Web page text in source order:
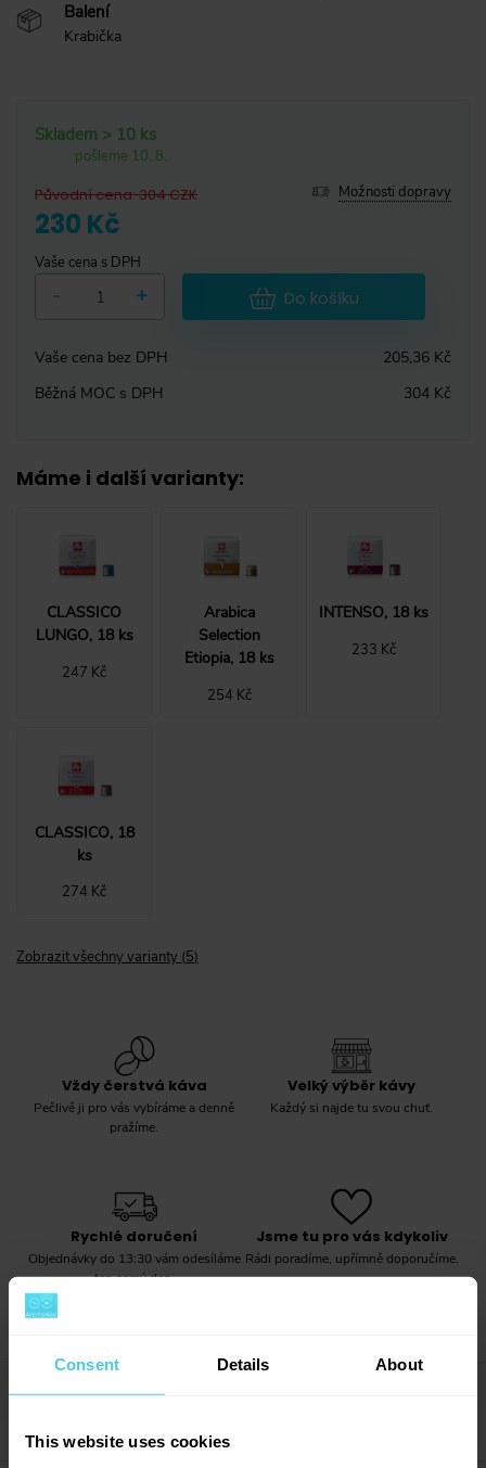
Consent Details About
This website uses cookies
Balení
Krabička
Skladem > 10 ks
pošleme 10. 8.
Původní cena:304CZK
230 Kč
Vaše cena s DPH
Možnosti dopravy
+ Do košíku
Vaše cena bez DPH
205,36 Kč
Běžná MOC s DPH
304 Kč
Máme i další varianty:
CLASSICO
LUNGO, 18 ks
247 Kč
Arabica
Selection
Etiopia, 18 ks
254 Kč
INTENSO, 18 ks
233 Kč
CLASSICO, 18
ks
274 Kč
Zobrazit všechny varianty (5)
Vždy čerstvá káva
Pečlivě ji pro vás vybíráme a denně
pražíme.
Velký výběr kávy
Každý si najde tu svou chuť.
Rychlé doručení
Objednávky do 13:30 vám odesíláme
ten samý den.
Jsme tu pro vás kdykoliv
Rádi poradíme, upřímně doporučíme.
Popis produktu